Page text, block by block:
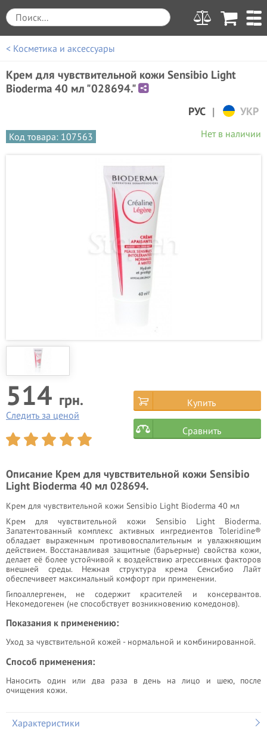
< Косметика и аксессуары
Крем для чувствительной кожи Sensibio Light
Bioderma 40 мл "028694."
РУС | УКР
Код товара: 107563 Нет в наличии
514 грн.
Следить за ценой
Купить
Сравнить
Описание Крем для чувствительной кожи Sensibio
Light Bioderma 40 мл 028694.
Крем для чувствительной кожи Sensibio Light Bioderma 40 мл
Крем для чувствительной кожи Sensibio Light Bioderma.
Запатентованный комплекс активных ингредиентов Toleridine®
обладает выраженным противовоспалительным и увлажняющим
действием. Восстанавливая защитные (барьерные) свойства кожи,
делает её более устойчивой к воздействию агрессивных факторов
внешней среды. Нежная структура крема Сенсибио Лайт
обеспечивеет максимальный комфорт при применении.
Гипоаллергенен, не содержит красителей и консервантов.
Некомедогенен (не способствует возникновению комедонов).
Показания к применению:
Уход за чувствительной кожей - нормальной и комбинированной.
Способ применения:
Наносить один или два раза в день на лицо и шею, после
очищения кожи.
Характеристики